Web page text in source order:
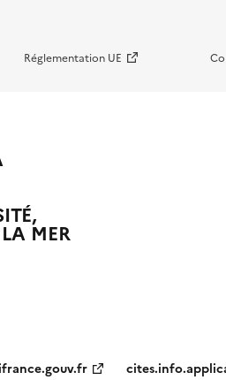
Réglementation UE
MER